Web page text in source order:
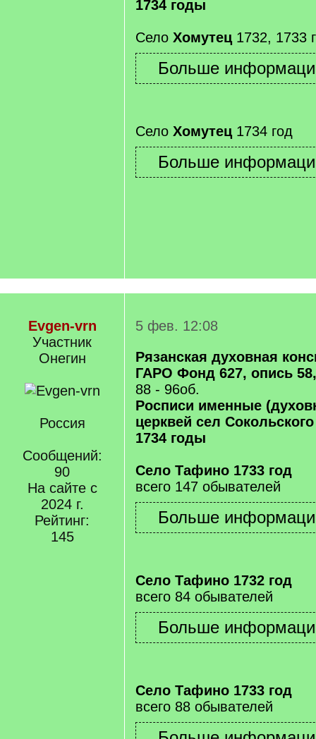
1734 годы
Село Хомутец 1732, 1733
Село Хомутец 1734 год
Evgen-vrn
Участник
Онегин
Россия
Сообщений:
90
На сайте с
2024 г.
Рейтинг:
145
5 фев. 12:08
Рязанская духовная
ГАРО Фонд 627, опись
88 - 96об.
Росписи именные
церквей сел
1734 годы
Село Тафино 1733 год
всего 147 обывателей
Село Тафино 1732 год
всего 84 обывателей
Село Тафино 1733 год
всего 88 обывателей